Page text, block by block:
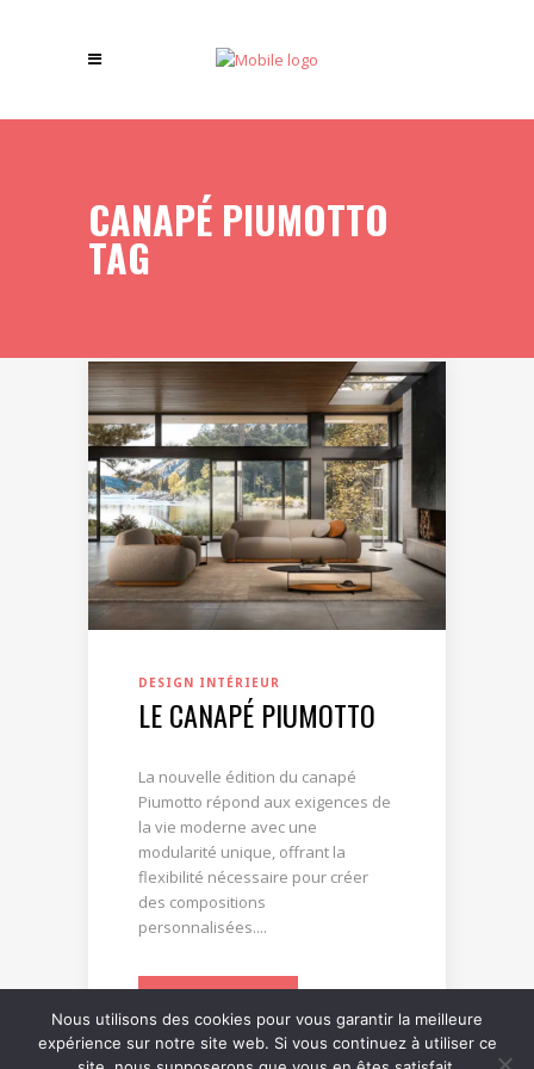
CANAPÉ PIUMOTTO
TAG
DESIGN INTÉRIEUR
LE CANAPÉ PIUMOTTO
La nouvelle édition du canapé
Piumotto répond aux exigences de
la vie moderne avec une
modularité unique, offrant la
flexibilité nécessaire pour créer
des compositions
personnalisées....
Nous utilisons des cookies pour vous garantir la meilleure
expérience sur notre site web. Si vous continuez à utiliser ce